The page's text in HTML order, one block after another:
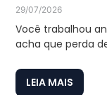
29/07/2026
Você trabalhou
acha que perda
LEIA MAIS